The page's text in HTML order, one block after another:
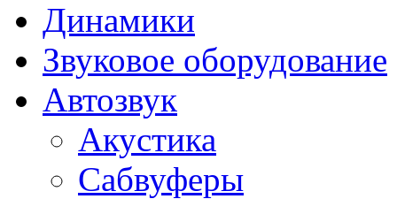
Динамики
Звуковое оборудование
Автозвук
Акустика
Сабвуферы